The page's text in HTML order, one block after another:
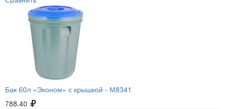
Бак 60л «Эконом» с крышкой - М8341
788.40